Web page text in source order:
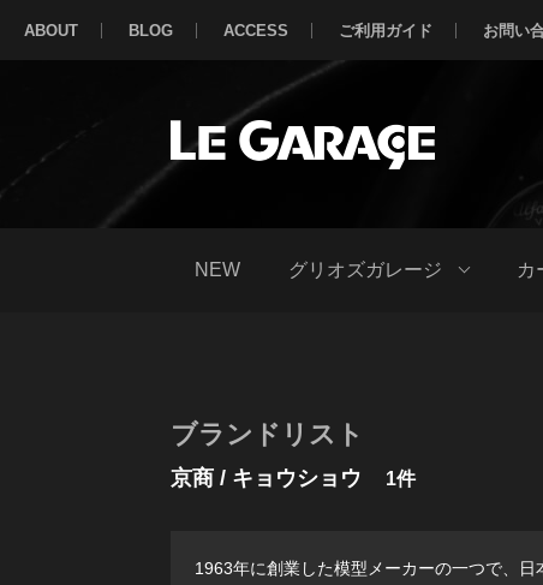
ABOUT BLOG ACCESS ご利用ガイド お問い
NEW グリオズガレージ カ
ブランドリスト
京商 / キョウショウ 1件
1963年に創業した模型メーカーの一つで、